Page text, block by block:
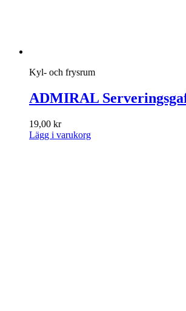
Kyl- och frysrum
ADMIRAL
19,00 kr
Lägg i varukorg